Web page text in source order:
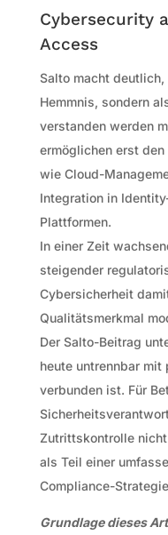
Cybersecurity
Access
Salto macht
Hemmnis, sondern
verstanden werden
ermöglichen erst den
wie Cloud-
Integration in
Plattformen.
In einer Zeit
steigender
Cybersicherheit
Qualitätsmerkmal
Der Salto-Beitrag
heute untrennbar
verbunden ist. Für
Zutrittskontrolle
als Teil einer
Compliance-
Grundlage dieses